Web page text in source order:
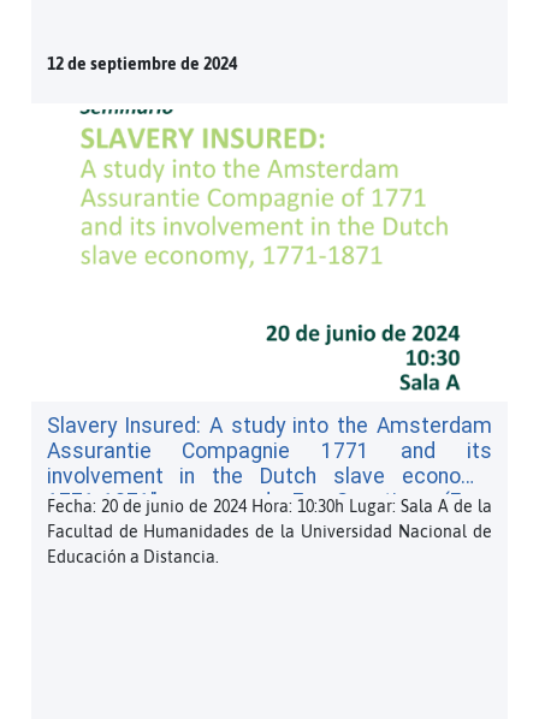
12 de septiembre de 2024
Slavery Insured: A study into the Amsterdam
Assurantie Compagnie 1771 and its
involvement in the Dutch slave economy,
1771-1871", a cargo de Eva Seuntjens (Free
University of Amsterdam). (PDF, 61 KB)
Fecha: 20 de junio de 2024 Hora: 10:30h Lugar: Sala A de la
Facultad de Humanidades de la Universidad Nacional de
Educación a Distancia.